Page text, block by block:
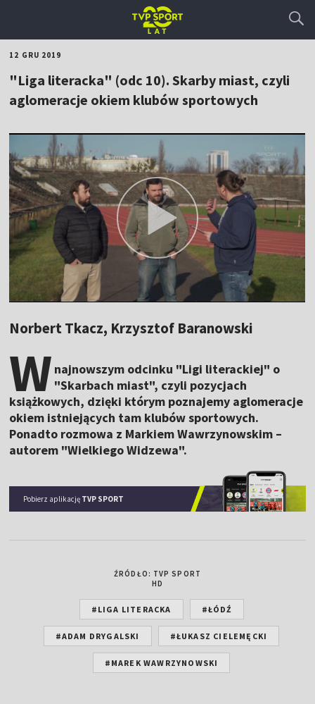
12 GRU 2019
"Liga literacka" (odc 10). Skarby miast, czyli
aglomeracje okiem klubów sportowych
Norbert Tkacz, Krzysztof Baranowski
W najnowszym odcinku "Ligi literackiej" o
"Skarbach miast", czyli pozycjach
książkowych, dzięki którym poznajemy aglomeracje
okiem istniejących tam klubów sportowych.
Ponadto rozmowa z Markiem Wawrzynowskim –
autorem "Wielkiego Widzewa".
Pobierz aplikację TVP SPORT
ŹRÓDŁO: TVP SPORT
HD
#LIGA LITERACKA #ŁÓDŹ
#ADAM DRYGALSKI #ŁUKASZ CIELEMĘCKI
#MAREK WAWRZYNOWSKI